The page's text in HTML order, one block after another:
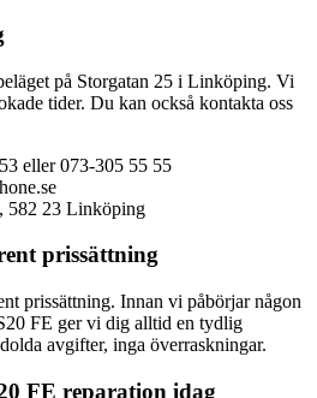
på Storgatan 25 i Linköping. Vi
tider. Du kan också kontakta oss
eller 073-305 55 55
582 23 Linköping
prissättning
prissättning. Innan vi påbörjar någon
FE ger vi dig alltid en tydlig
avgifter, inga överraskningar.
FE reparation idag